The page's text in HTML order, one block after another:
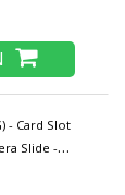
- Card Slot
Slide -